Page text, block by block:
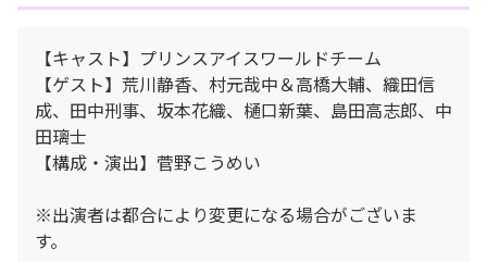
【キャスト】プリンスアイスワールドチーム
【ゲスト】荒川静香、村元哉中＆高橋大輔、織田信
成、田中刑事、坂本花織、樋口新葉、島田高志郎、中
田璃士
【構成・演出】菅野こうめい
※出演者は都合により変更になる場合がございま
す。